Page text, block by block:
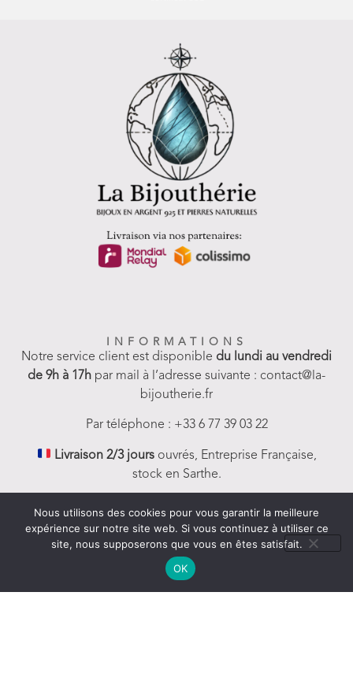
INFORMATIONS
Notre service client est disponible du lundi au vendredi
de 9h à 17h par mail à l’adresse suivante : contact@la-
bijoutherie.fr
Par téléphone : +33 6 77 39 03 22
Livraison 2/3 joursouvrés, Entreprise Française,
stock en Sarthe.
SERVICE CLIENTS
FAQ-Aides et Infos
Nous utilisons des cookies pour vous garantir la meilleure
expérience sur notre site web. Si vous continuez à utiliser ce
site, nous supposerons que vous en êtes satisfait.
OK